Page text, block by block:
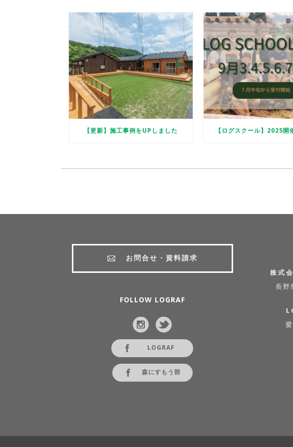
【更新】施工事例をUPしました 【ログスクール】2025開
お問合せ・資料請求
FOLLOW LOGRAF
LOGRAF
森にすもう部
株式
長野